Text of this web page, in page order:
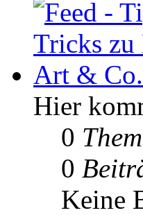
Hier
0
0
Keine